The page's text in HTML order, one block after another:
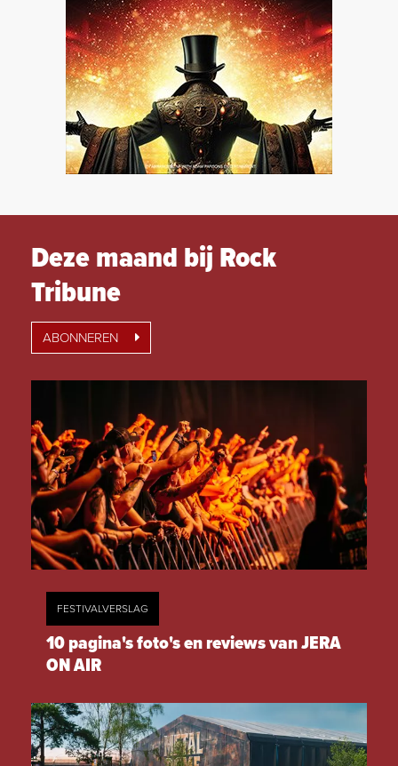
Deze maand bij Rock
Tribune
ABONNEREN
FESTIVALVERSLAG
10 pagina's foto's en reviews van JERA
ON AIR